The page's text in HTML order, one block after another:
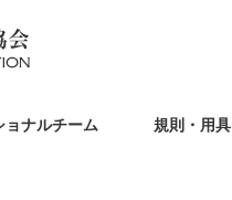
ョナルチーム 規則・用具